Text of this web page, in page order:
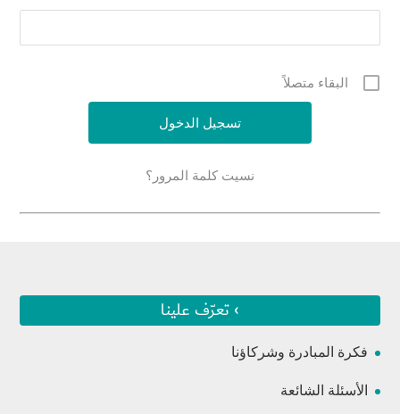
البقاء متصلاً
نسيت كلمة المرور؟
› تعرّف علينا
فكرة المبادرة وشركاؤنا
الأسئلة الشائعة